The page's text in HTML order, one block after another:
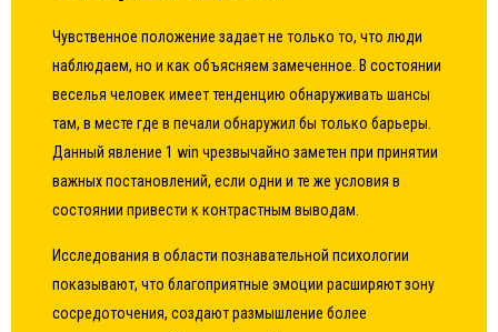
Чувственное положение задает не только то, что люди
наблюдаем, но и как объясняем замеченное. В состоянии
веселья человек имеет тенденцию обнаруживать шансы
там, в месте где в печали обнаружил бы только барьеры.
Данный явление 1 win чрезвычайно заметен при принятии
важных постановлений, если одни и те же условия в
состоянии привести к контрастным выводам.
Исследования в области познавательной психологии
показывают, что благоприятные эмоции расширяют зону
сосредоточения, создают размышление более